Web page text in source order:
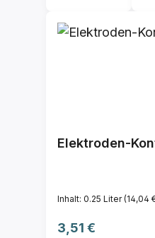
Elektroden-
Inhalt: 0.25 Liter(14,04
Regulärer Preis:
3,51 €